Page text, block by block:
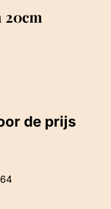
20cm
de prijs